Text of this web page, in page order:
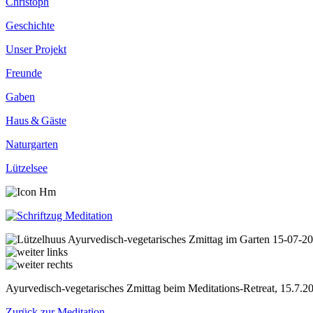
Geschichte
Unser Projekt
Freunde
Gaben
Haus & Gäste
Naturgarten
Lützelsee
Ayurvedisch-vegetarisches Zmittag beim Meditations-Retreat,